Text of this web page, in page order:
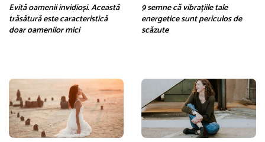
Evită oamenii invidioși. Această
trăsătură este caracteristică
doar oamenilor mici
9 semne că vibrațiile tale
energetice sunt periculos de
scăzute